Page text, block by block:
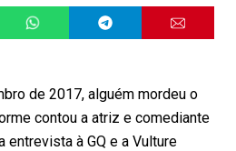
de 2017, alguém mordeu o
contou a atriz e comediante
entrevista à GQ e a Vulture